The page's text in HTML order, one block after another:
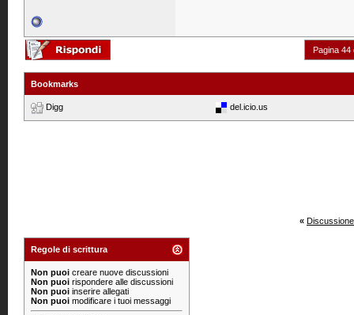
Pagina 44
Bookmarks
Digg del.icio.us
«
Regole di scrittura
Non puoi creare nuove discussioni
Non puoi rispondere alle discussioni
Non puoi inserire allegati
Non puoi modificare i tuoi messaggi